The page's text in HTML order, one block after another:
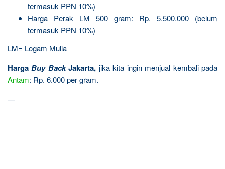
termasuk PPN 10%)
Harga Perak LM 500 gram: Rp. 5.500.000 (belum
termasuk PPN 10%)
LM= Logam Mulia
HargaBuy BackJakarta, jika kita ingin menjual kembali pada
Antam: Rp. 6.000 per gram.
—